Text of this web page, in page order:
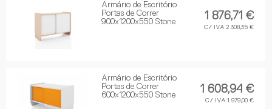
Armário de Escritório
Portas de Correr
900x1200x550 Stone
1 876,71 €
C/ IVA 2 308,35 €
Armário de Escritório
Portas de Correr
600x1200x550 Stone
1 608,94 €
C/ IVA 1 979,00 €